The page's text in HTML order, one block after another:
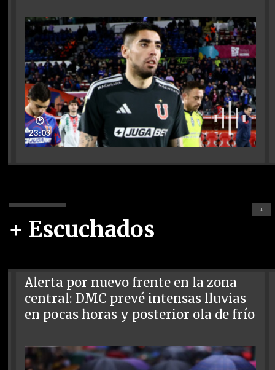
🕑
23:03
+ Escuchados
+
Alerta por nuevo frente en la zona
central: DMC prevé intensas lluvias
en pocas horas y posterior ola de frío